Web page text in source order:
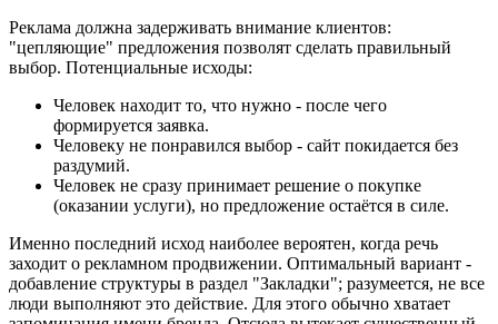
Реклама должна задерживать внимание клиентов:
"цепляющие" предложения позволят сделать правильный
выбор. Потенциальные исходы:
Человек находит то, что нужно - после чего
формируется заявка.
Человеку не понравился выбор - сайт покидается без
раздумий.
Человек не сразу принимает решение о покупке
(оказании услуги), но предложение остаётся в силе.
Именно последний исход наиболее вероятен, когда речь
заходит о рекламном продвижении. Оптимальный вариант -
добавление структуры в раздел "Закладки"; разумеется, не все
люди выполняют это действие. Для этого обычно хватает